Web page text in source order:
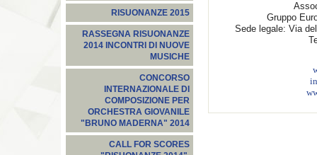
RISUONANZE 2015
RASSEGNA RISUONANZE
2014 INCONTRI DI NUOVE
MUSICHE
CONCORSO
INTERNAZIONALE DI
COMPOSIZIONE PER
ORCHESTRA GIOVANILE
"BRUNO MADERNA" 2014
CALL FOR SCORES
Gruppo
Sede legale: Via